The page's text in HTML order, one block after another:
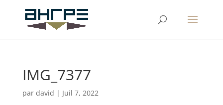
IMG_7377
par david | Juil 7, 2022